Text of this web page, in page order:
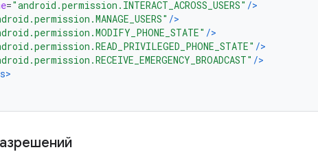
="android.permission.INTERACT_ACROSS_USERS" />
/>
/>
/>
/>